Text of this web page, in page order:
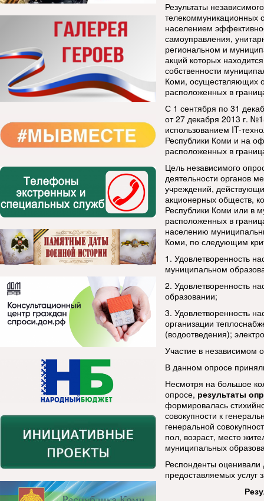
Результаты
телекоммуникационных
населением
самоуправления,
региональном и
акций которых
собственности
Коми, осуществляющих
расположенных в
С 1 сентября по 31
от 27 декабря 2013 г.
использованием IT-
Республики Коми и на
расположенных в
Цель независимого
деятельности органов
учреждений,
акционерных обществ,
Республики Коми или в
расположенных в
населению
Коми, по следующим
1. Удовлетворенность
муниципальном
2. Удовлетворенность
образовании;
3. Удовлетворенность
организации
(водоотведения);
Участие в независимом
В данном опросе
Несмотря на большое
опросе, результаты
формировалась
совокупности к
генеральной
пол, возраст, место
муниципальных
Респонденты оценивали
предоставляемых услуг